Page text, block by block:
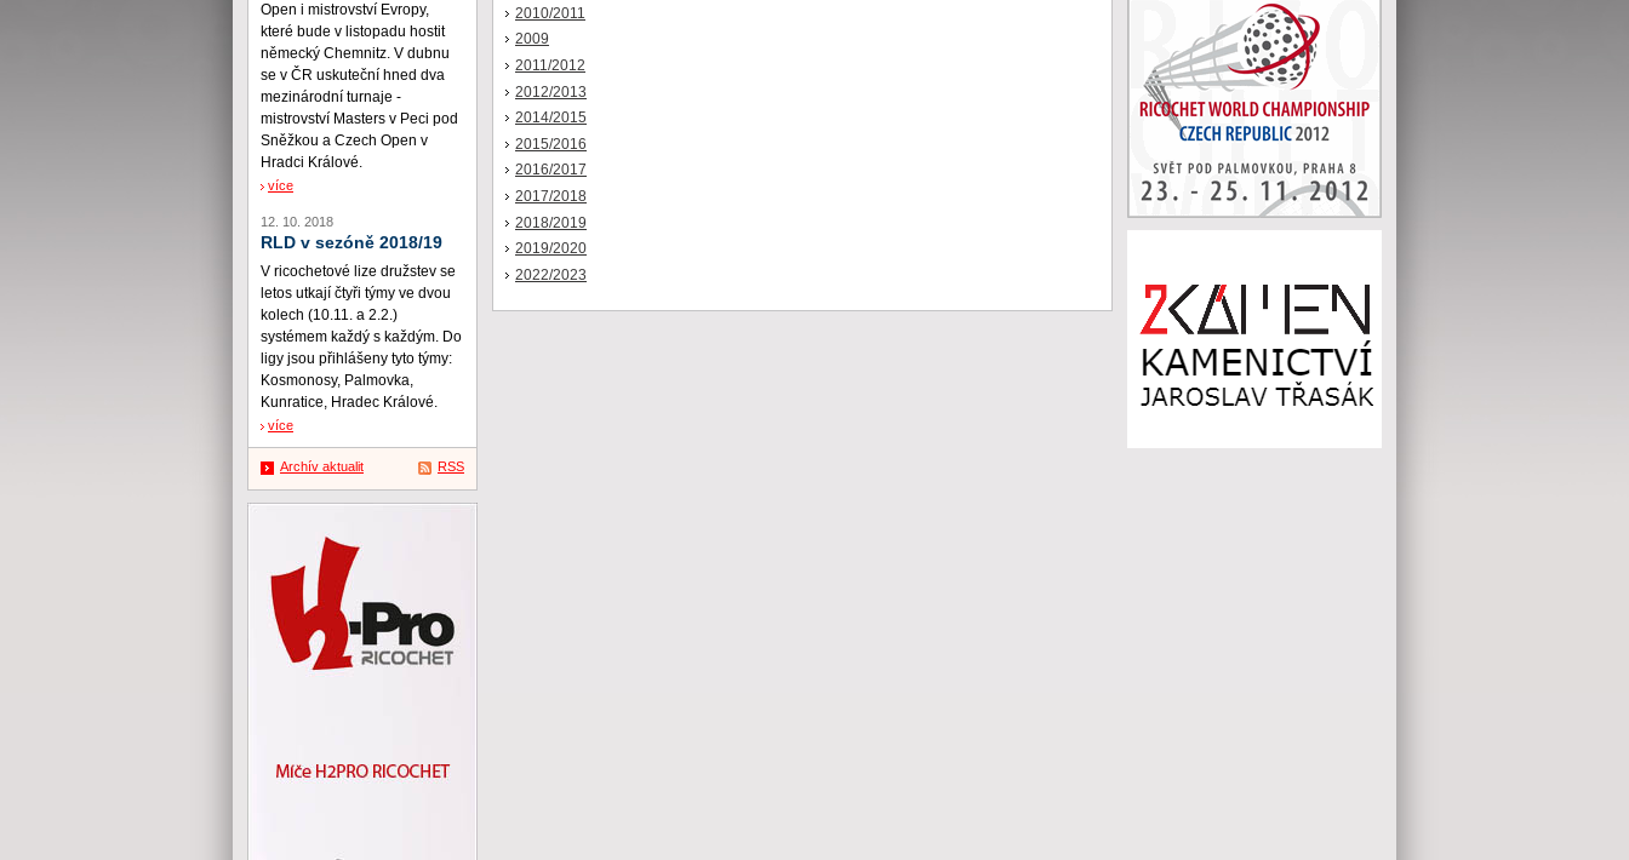
2010/2011
2009
2011/2012
2012/2013
2014/2015
2015/2016
2016/2017
2017/2018
2018/2019
2019/2020
2022/2023
Open i mistrovství Evropy,
které bude v listopadu hostit
německý Chemnitz. V dubnu
se v ČR uskuteční hned dva
mezinárodní turnaje -
mistrovství Masters v Peci pod
Sněžkou a Czech Open v
Hradci Králové.
více
12. 10. 2018
RLD v sezóně 2018/19
V ricochetové lize družstev se
letos utkají čtyři týmy ve dvou
kolech (10.11. a 2.2.)
systémem každý s každým. Do
ligy jsou přihlášeny tyto týmy:
Kosmonosy, Palmovka,
Kunratice, Hradec Králové.
více
Archív aktualit RSS